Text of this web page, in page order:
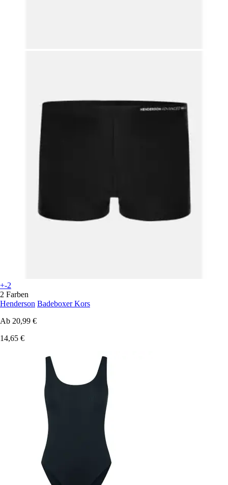
+-2
2 Farben
Henderson Badeboxer Kors
Ab 20,99 €
14,65 €